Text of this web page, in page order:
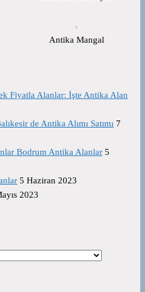
Antika Mangal
Fiyatla Alanlar: İşte Antika Alan
de Antika Alımı Satımı 7
Bodrum Antika Alanlar 5
5 Haziran 2023
2023